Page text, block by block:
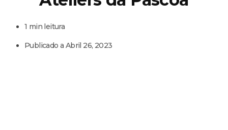
1 min leitura
Publicado a Abril 26, 2023